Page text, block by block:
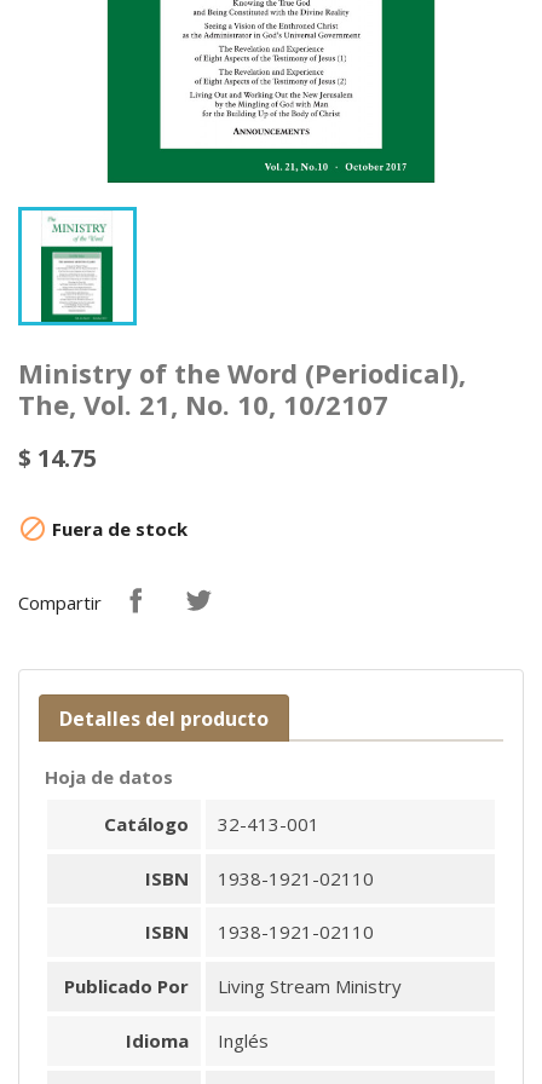
Ministry of the Word (Periodical),
The, Vol. 21, No. 10, 10/2107
$ 14.75
 Fuera de stock
Compartir
Detalles del producto
Hoja de datos
Catálogo
32-413-001
ISBN 1938-1921-02110
ISBN 1938-1921-02110
Publicado Por Living Stream Ministry
Idioma Inglés